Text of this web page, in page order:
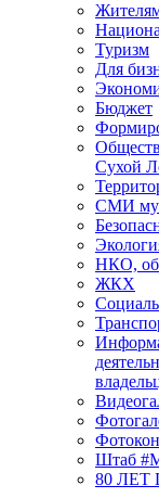
Туризм
Для
Бюджет
Сухой
СМИ
НКО,
ЖКХ
Штаб
80